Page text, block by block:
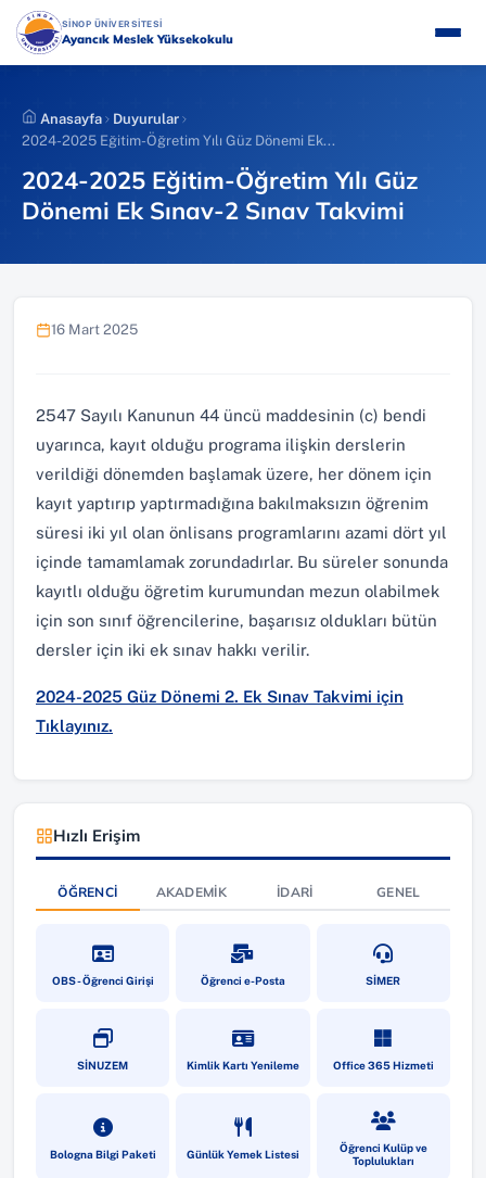
İçeriğe
atla
SİNOP ÜNİVERSİTESİ(YENI SEKMEDE AÇILIR)
Ayancık Meslek Yüksekokulu
Anasayfa
Duyurular
2024-2025 Eğitim-Öğretim Yılı Güz Dönemi Ek...
2024-2025 Eğitim-Öğretim Yılı Güz
Dönemi Ek Sınav-2 Sınav Takvimi
16 Mart 2025
2547 Sayılı Kanunun 44 üncü maddesinin (c) bendi
uyarınca, kayıt olduğu programa ilişkin derslerin
verildiği dönemden başlamak üzere, her dönem için
kayıt yaptırıp yaptırmadığına bakılmaksızın öğrenim
süresi iki yıl olan önlisans programlarını azami dört yıl
içinde tamamlamak zorundadırlar. Bu süreler sonunda
kayıtlı olduğu öğretim kurumundan mezun olabilmek
için son sınıf öğrencilerine, başarısız oldukları bütün
dersler için iki ek sınav hakkı verilir.
2024-2025 Güz Dönemi 2. Ek Sınav Takvimi için
Tıklayınız.
Hızlı Erişim
ÖĞRENCI AKADEMIK İDARI GENEL
OBS - Öğrenci Girişi(yeni sekmede açılır)Öğrenci e-Posta(yeni sekmede açılır)SİMER(yeni sekmede
SİNUZEM(yeni sekmede açılır)Kimlik Kartı Yenileme(yeni sekmede açılır)Office 365 Hizmeti
(yeni sekmede
Bologna Bilgi Paketi(yeni sekmede açılır)Günlük Yemek Listesi(yeni sekmede açılır)Öğrenci Kulüp ve
Toplulukları
(yeni sekmede